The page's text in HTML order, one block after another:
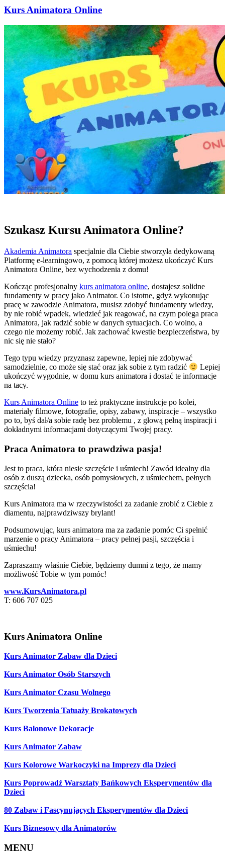
Kurs Animatora Online
Szukasz Kursu Animatora Online?
Akademia Animatora specjalnie dla Ciebie stworzyła dedykowaną
Platformę e-learningowo, z pomocą której możesz ukończyć Kurs
Animatora Online, bez wychodzenia z domu!
Kończąc profesjonalny kurs animatora online, dostajesz solidne
fundamenty w pracy jako Animator. Co istotne, gdyż wykonując
pracę w zawodzie Animatora, musisz zdobyć fundamenty wiedzy,
by nie robić wpadek, wiedzieć jak reagować, na czym polega praca
Animatora, jak radzić sobie w danych sytuacjach. Co wolno, a
czego nie możemy robić. Jak zachować kwestie bezpieczeństwa, by
nic się nie stało?
Tego typu wiedzy przyznasz zapewne, lepiej nie zdobywać
samodzielnie, co może się stać oraz jak sobie z tym radzić
Lepiej
ukończyć wygodnie, w domu kurs animatora i dostać te informacje
na tacy.
Kurs Animatora Online to też praktyczne instrukcje po kolei,
materiały filmowe, fotografie, opisy, zabawy, inspiracje – wszystko
po to, byś dał/a sobie radę bez problemu , z głową pełną inspiracji i
dokładnymi informacjami dotyczącymi Twojej pracy.
Praca Animatora to prawdziwa pasja!
Jest to praca, która niesie szczęście i uśmiech! Zawód idealny dla
osób z duszą dziecka, osób pomysłowych, z uśmiechem, pełnych
szczęścia!
Kurs Animatora ma w rzeczywistości za zadanie zrobić z Ciebie z
diamentu, najprawdziwszy brylant!
Podsumowując, kurs animatora ma za zadanie pomóc Ci spełnić
marzenie o pracy Animatora – pracy pełnej pasji, szczęścia i
uśmiechu!
Zapraszamy właśnie Ciebie, będziemy dumni z tego, że mamy
możliwość Tobie w tym pomóc!
www.KursAnimatora.pl
T: 606 707 025
Kurs Animatora Online
Kurs Animator Zabaw dla Dzieci
Kurs Animator Osób Starszych
Kurs Animator Czasu Wolnego
Kurs Tworzenia Tatuaży Brokatowych
Kurs Balonowe Dekoracje
Kurs Animator Zabaw
Kurs Kolorowe Warkoczyki na Imprezy dla Dzieci
Kurs Poprowadź Warsztaty Bańkowych Eksperymentów dla
Dzieci
80 Zabaw i Fascynujących Eksperymentów dla Dzieci
Kurs Biznesowy dla Animatorów
MENU